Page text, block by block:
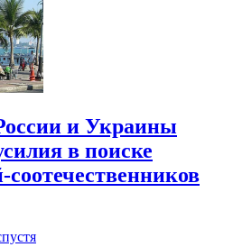
и Украины
в поиске